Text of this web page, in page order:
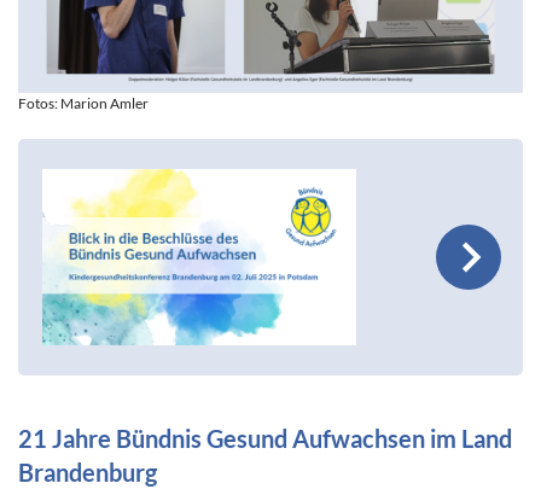
Fotos: Marion Amler
21 Jahre Bündnis Gesund Aufwachsen im Land
Brandenburg